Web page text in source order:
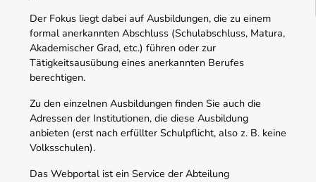
Der Fokus liegt dabei auf Ausbildungen, die zu einem
formal anerkannten Abschluss (Schulabschluss, Matura,
Akademischer Grad, etc.) führen oder zur
Tätigkeitsausübung eines anerkannten Berufes
berechtigen.
Zu den einzelnen Ausbildungen finden Sie auch die
Adressen der Institutionen, die diese Ausbildung
anbieten (erst nach erfüllter Schulpflicht, also z. B. keine
Volksschulen).
Das Webportal ist ein Service der Abteilung